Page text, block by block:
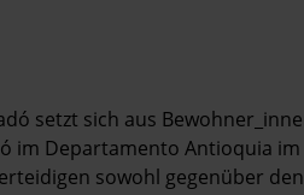
setzt sich aus
im Departamento Antioquia
sowohl gegenüber